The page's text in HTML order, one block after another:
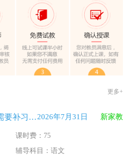
历
20条举措
历
5个新突破！国新办发布会介绍“十四五”时期加快建设教育强
省教育厅最新发文！事关2026年普通高校综合评价招生改革 2026-4-10
资助申请开始
示！
更多+
鼓楼区中青大厦初一男生需要补习语文2026年7月31日 新家教
课时费：75
辅导科目：语文